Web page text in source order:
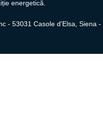
energetică.
- 53031 Casole d'Elsa, Siena -